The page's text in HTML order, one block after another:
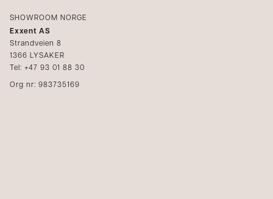
SHOWROOM NORGE
Exxent AS
Strandveien 8
1366 LYSAKER
Tel: +47 93 01 88 30
Org nr: 983735169